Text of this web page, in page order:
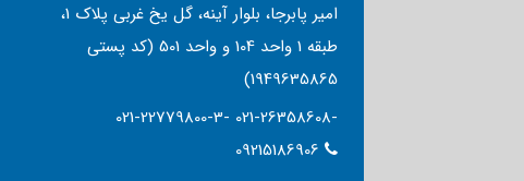
امیر پابرجا، بلوار آینه، گل یخ غربی پلاک 1،
طبقه 1 واحد 104 و واحد 501 (کد پستی
1949635865)
021-22779800-3- 021-26358608-
09215186906